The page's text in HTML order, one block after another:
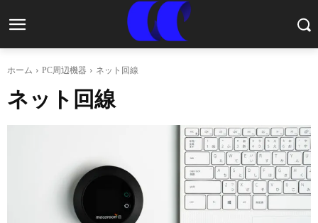
ホーム PC周辺機器 ネット回線
ネット回線